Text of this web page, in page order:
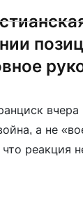
вчера
а не
реакция
по всему